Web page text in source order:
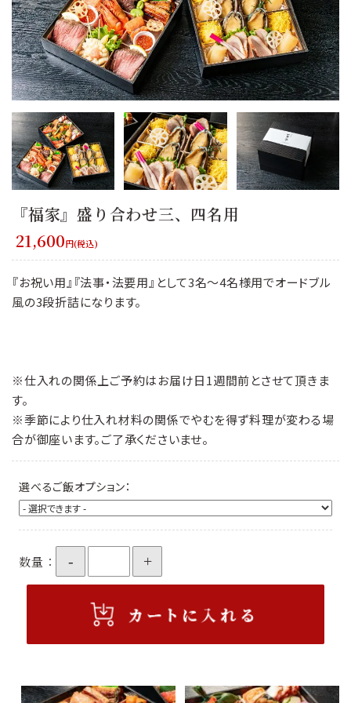
『福家』盛り合わせ三、四名用
21,600円(税込)
『お祝い用』『法事・法要用』として3名～4名様用でオードブル
風の3段折詰になります。
※仕入れの関係上ご予約はお届け日1週間前とさせて頂きま
す。
※季節により仕入れ材料の関係でやむを得ず料理が変わる場
合が御座います。ご了承くださいませ。
選べるご飯オプション：
数量： - +